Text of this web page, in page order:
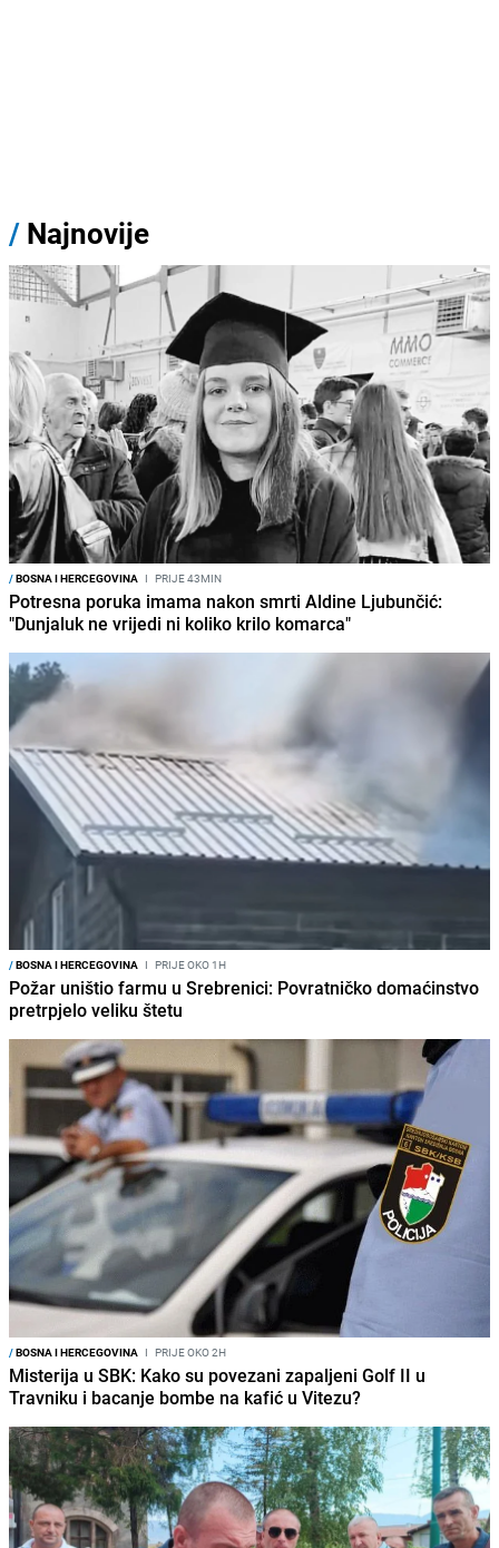
/ Najnovije
/BOSNA I HERCEGOVINA I PRIJE 43MIN
Potresna poruka imama nakon smrti Aldine Ljubunčić:
"Dunjaluk ne vrijedi ni koliko krilo komarca"
/BOSNA I HERCEGOVINA I PRIJE OKO 1H
Požar uništio farmu u Srebrenici: Povratničko domaćinstvo
pretrpjelo veliku štetu
/BOSNA I HERCEGOVINA I PRIJE OKO 2H
Misterija u SBK: Kako su povezani zapaljeni Golf II u
Travniku i bacanje bombe na kafić u Vitezu?